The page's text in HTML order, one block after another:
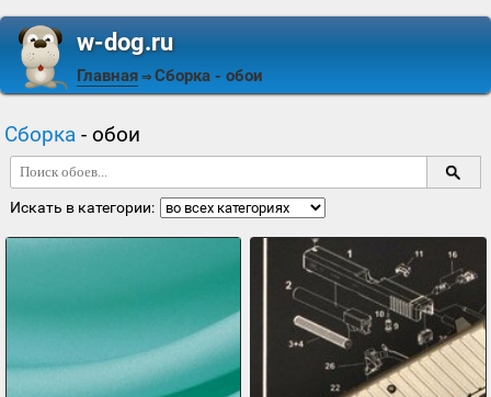
w-dog.ru
Главная ⇒ Сборка - обои
Сборка - обои
Искать в категории: